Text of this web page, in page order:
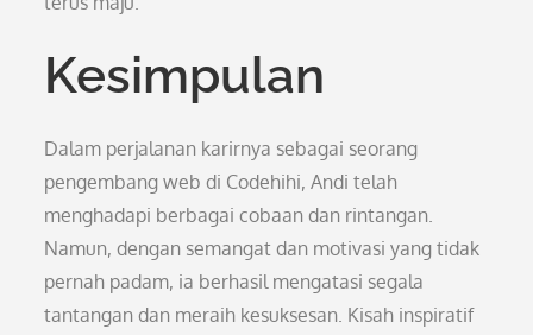
Kesimpulan
Dalam perjalanan karirnya sebagai seorang
pengembang web di Codehihi, Andi telah
menghadapi berbagai cobaan dan rintangan.
Namun, dengan semangat dan motivasi yang tidak
pernah padam, ia berhasil mengatasi segala
tantangan dan meraih kesuksesan. Kisah inspiratif